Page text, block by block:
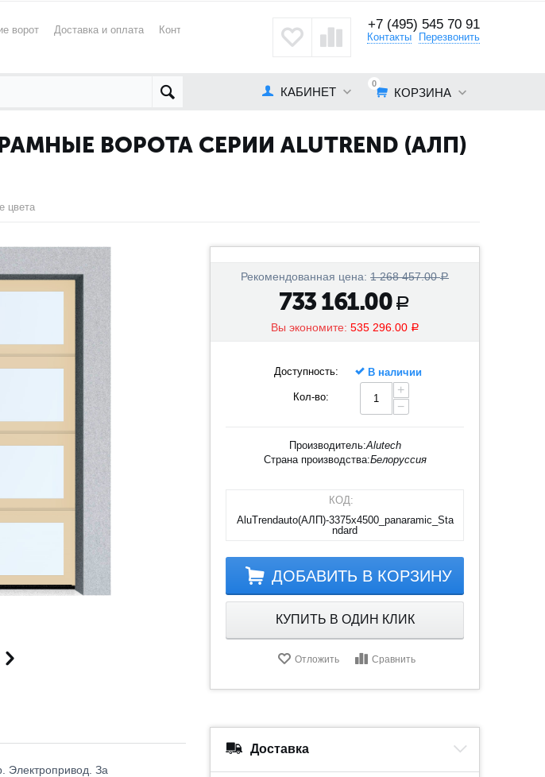
ворот Доставка и оплата Контакты +7 (495) 545 70 91
Контакты Перезвонить
0
КОРЗИНА
КАБИНЕТ
ВОРОТА СЕРИИ ALUTREND (АЛП)
цвета
Рекомендованная цена: 1 268 457.00 Р
733 161.00 Р
Вы экономите: 535 296.00 Р
Доступность: В наличии
Кол-во:
+
−
Производитель:Alutech
Страна производства:Белоруссия
КОД:
AluTrendauto(АЛП)-3375х4500_panaramic_Sta
ndard
ДОБАВИТЬ В КОРЗИНУ
КУПИТЬ В ОДИН КЛИК
Отложить Сравнить
Электропривод. За
Доставка